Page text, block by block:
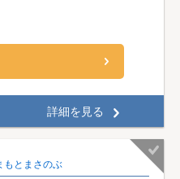
詳細を見る
もとまさのぶ